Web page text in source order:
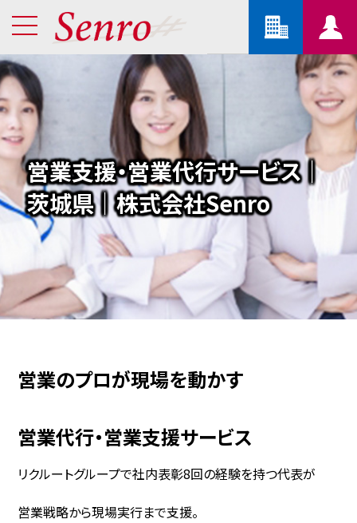
営業支援・営業代行サービス｜
茨城県｜株式会社Senro
営業のプロが現場を動かす
営業代行・営業支援サービス
リクルートグループで社内表彰8回の経験を持つ代表が
営業戦略から現場実行まで支援。